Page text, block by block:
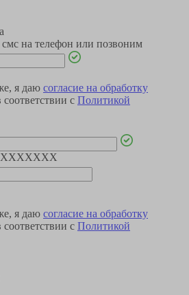
на телефон или позвоним
я даю согласие на обработку
соответствии с Политикой
я даю согласие на обработку
соответствии с Политикой